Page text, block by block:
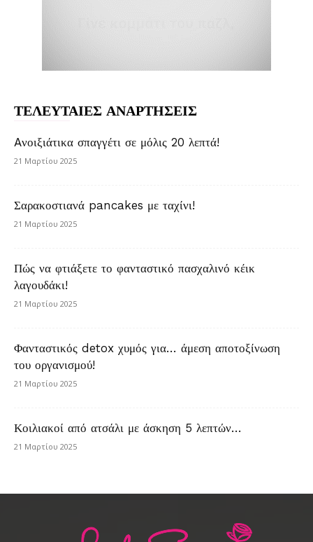
ΤΕΛΕΥΤΑΙΕΣ ΑΝΑΡΤΗΣΕΙΣ
Aνοιξιάτικα σπαγγέτι σε μόλις 20 λεπτά!
21 Μαρτίου 2025
Σαρακοστιανά pancakes με ταχίνι!
21 Μαρτίου 2025
Πώς να φτιάξετε το φανταστικό πασχαλινό κέικ
λαγουδάκι!
21 Μαρτίου 2025
Φανταστικός detox χυμός για… άμεση αποτοξίνωση
του οργανισμού!
21 Μαρτίου 2025
Κοιλιακοί από ατσάλι με άσκηση 5 λεπτών…
21 Μαρτίου 2025